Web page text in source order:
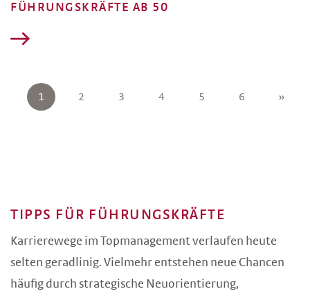
FÜHRUNGSKRÄFTE AB 50
1 2 3 4 5 6 »
TIPPS FÜR FÜHRUNGSKRÄFTE
Karrierewege im Topmanagement verlaufen heute
selten geradlinig. Vielmehr entstehen neue Chancen
häufig durch strategische Neuorientierung,